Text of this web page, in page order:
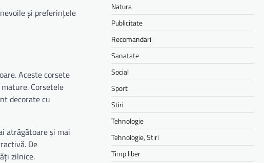
și preferințele
Aceste corsete
Corsetele
decorate cu
atrăgătoare și mai
De
zilnice.
Natura
Publicitate
Recomandari
Sanatate
Social
Sport
Stiri
Tehnologie
Tehnologie, Stiri
Timp liber